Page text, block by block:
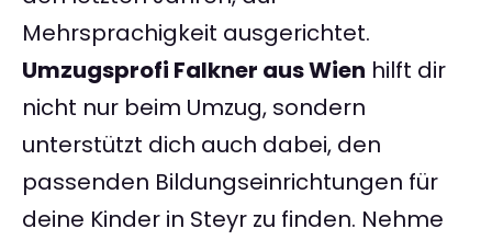
Mehrsprachigkeit ausgerichtet.
Umzugsprofi Falkner aus Wien hilft dir
nicht nur beim Umzug, sondern
unterstützt dich auch dabei, den
passenden Bildungseinrichtungen für
deine Kinder in Steyr zu finden. Nehme